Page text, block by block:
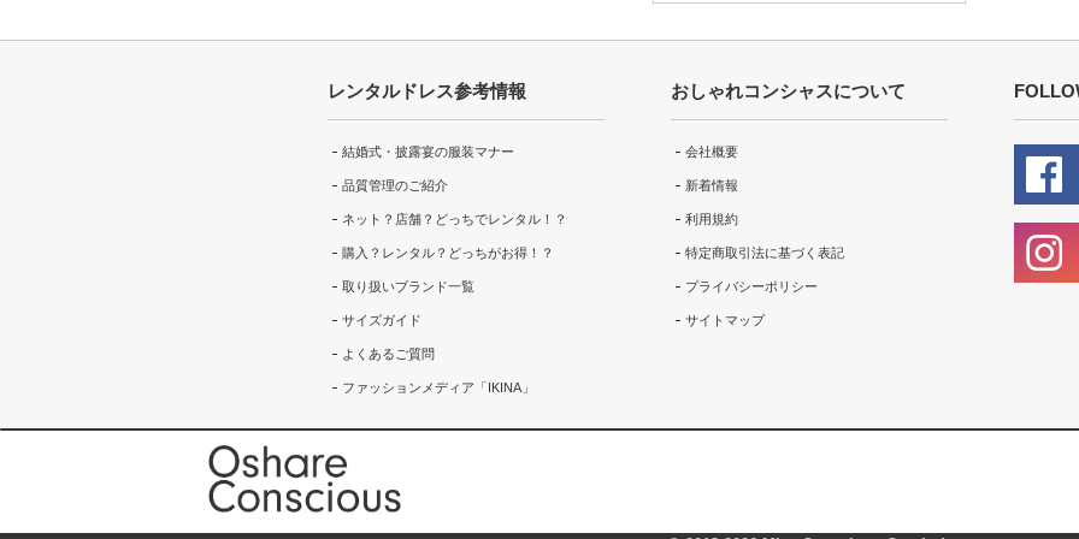
レンタルドレス参考情報
結婚式・披露宴の服装マナー
品質管理のご紹介
ネット？店舗？どっちでレンタル！？
購入？レンタル？どっちがお得！？
取り扱いブランド一覧
サイズガイド
よくあるご質問
ファッションメディア「IKINA」
おしゃれコンシャスについて
会社概要
新着情報
利用規約
特定商取引法に基づく表記
プライバシーポリシー
サイトマップ